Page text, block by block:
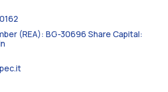
(REA): BG-30696 Share Capital: